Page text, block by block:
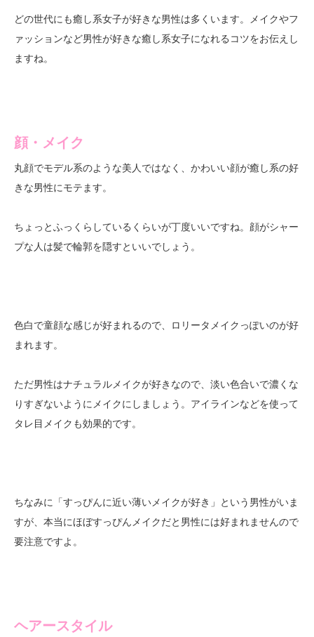
どの世代にも癒し系女子が好きな男性は多くいます。メイクやフ
ァッションなど男性が好きな癒し系女子になれるコツをお伝えし
ますね。
顔・メイク
丸顔でモデル系のような美人ではなく、かわいい顔が癒し系の好
きな男性にモテます。
ちょっとふっくらしているくらいが丁度いいですね。顔がシャー
プな人は髪で輪郭を隠すといいでしょう。
色白で童顔な感じが好まれるので、ロリータメイクっぽいのが好
まれます。
ただ男性はナチュラルメイクが好きなので、淡い色合いで濃くな
りすぎないようにメイクにしましょう。アイラインなどを使って
タレ目メイクも効果的です。
ちなみに「すっぴんに近い薄いメイクが好き」という男性がいま
すが、本当にほぼすっぴんメイクだと男性には好まれませんので
要注意ですよ。
ヘアースタイル